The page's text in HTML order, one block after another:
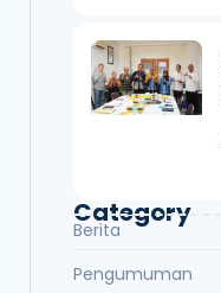
Category
Berita
Pengumuman